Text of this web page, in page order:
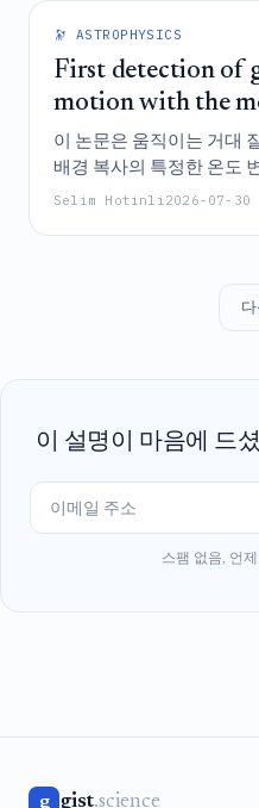
하며, 이는 태양 자기 주기
을 뒷받침한다.
🔭 ASTROPHYSICS
First detection of
motion with the
이 논문은 움직이는 거대
배경 복사의 특정한 온도
(moving-lens effect)"를
Selim Hotinli2026-07-30
이 설명이 마음에 드
스팸 없음, 언
g gist.science